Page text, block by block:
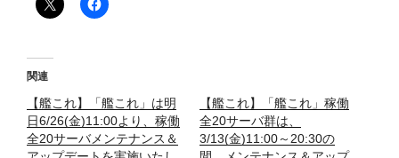
関連
【艦これ】「艦これ」は明
日6/26(金)11:00より、稼働
全20サーバメンテナンス＆
【艦これ】「艦これ」稼働
全20サーバ群は、
3/13(金)11:00～20:30の